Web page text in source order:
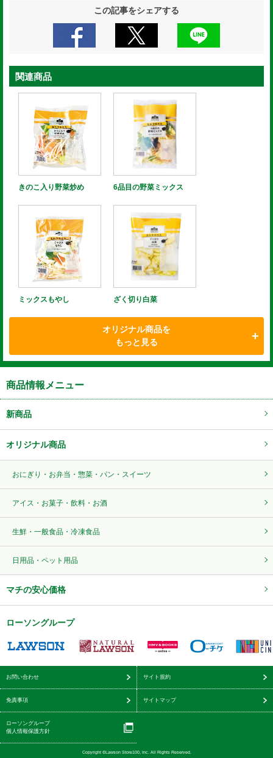
この記事をシェアする
関連商品
きのこ入り野菜炒め 6品目の野菜ミックス
ミックスもやし ざく切り白菜
オリジナル商品を
もっと見る
商品情報メニュー
新商品
オリジナル商品
おにぎり・お弁当・惣菜・パン・スイーツ
アイス・お菓子・飲料・お酒
生鮮・一般食品・冷凍食品
日用品・ペット用品
マチの安心価格
ローソングループ
お問い合わせ サイト規約
免責事項 サイトマップ
ローソングループ
個人情報保護方針
Copyright ©Lawson Store100, Inc. All Rights Reserved.